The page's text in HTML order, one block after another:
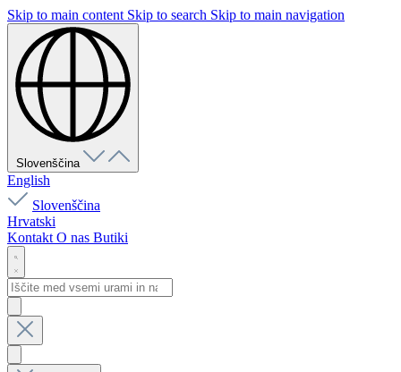
Skip to main content Skip to search Skip to main navigation
Slovenščina
English
Slovenščina
Hrvatski
Kontakt O nas Butiki